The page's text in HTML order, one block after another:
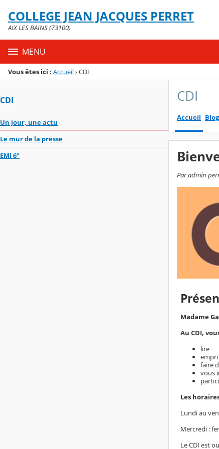
Menu de la rubrique
Contenu
COLLEGE JEAN JACQUES PERRET
AIX LES BAINS (73100)
MENU
Vous êtes ici : Accueil›CDI
CDI
Un jour, une actu
Le mur de la presse
EMI 6°
CDI
Accueil Blog
Par admin
Madame
Au CDI,
lire
faire
vous
Les
Lundi au
Mercredi :
Le CDI est